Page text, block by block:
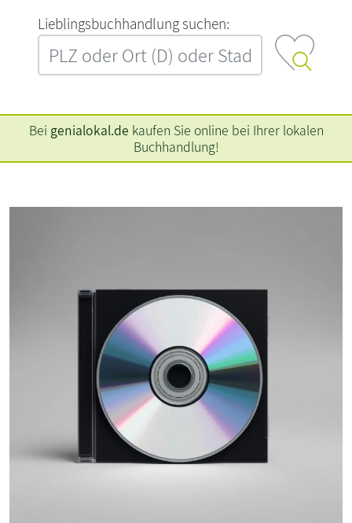
L‍i‍e‍b‍l‍i‍n‍g‍s‍b‍u‍c‍h‍h‍a‍n‍d‍l‍u‍n‍g‍ ‍s‍u‍c‍h‍e‍n‍:‍
Bei genialokal.de kaufen Sie online bei Ihrer lokalen
Buchhandlung!